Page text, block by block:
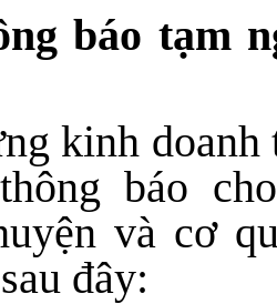
báo tạm
kinh
báo
và cơ
đây: